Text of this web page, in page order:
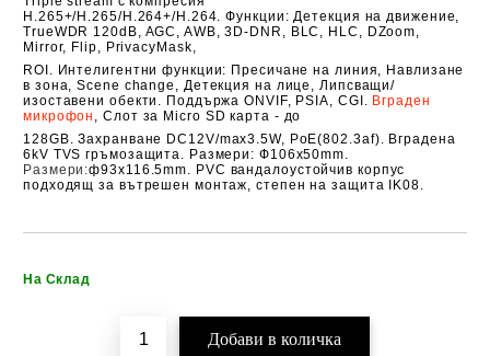
H.265+/H.265/H.264+/H.264. Функции: Детекция надвижение,
TrueWDR 120dB, AGC, AWB, 3D-DNR, BLC, HLC, DZoom,
Mirror, Flip, PrivacyMask,
ROI. Интелигентни функции: Пресичане на линия, Навлизане
в зона, Scene change, Детекция на лице, Липсващи/
изоставени обекти. Поддържа ONVIF, PSIA, CGI. Вграден
микрофон , Слот за Micro SD карта - до
128GB. Захранване DC12V/max3.5W, PoE(802.3af). Вградена
6kV TVS гръмозащита. Размери: Ф106х50mm.
Размери:ф93х116.5mm. PVC вандалоустойчив корпус
подходящ за вътрешен монтаж,степен на защита IK08.
На Склад